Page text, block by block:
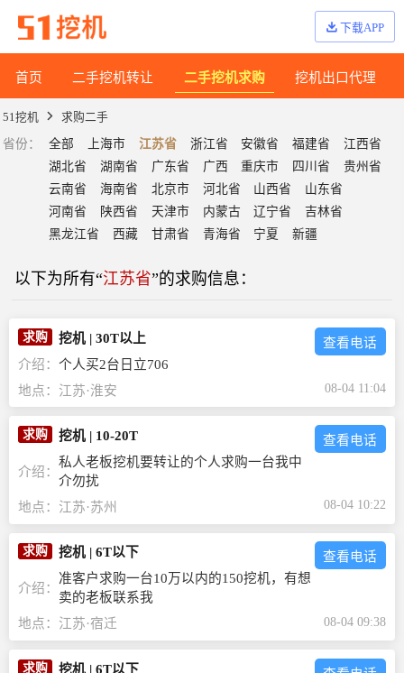
下载APP
首页 二手挖机转让 二手挖机求购 挖机出口代理
51挖机 求购二手
省份 ： 全部 上海市 江苏省 浙江省 安徽省 福建省
江西省
湖北省
湖南省 广东省 广西 重庆市 四川省
贵州省
云南省
海南省 北京市 河北省 山西省
山东省
河南省
陕西省 天津市 内蒙古 辽宁省
吉林省
黑龙江省
西藏 甘肃省 青海省 宁夏 新疆
以下为所有“江苏省”的求购信息：
求购 挖机 |30T以上
介绍： 个人买2台日立706
查看电话
地点： 江苏·淮安 08-04 11:04
求购 挖机 | 10-20T
介绍：
私人老板挖机要转让的个人求购一台我中
介勿扰
查看电话
地点： 江苏·苏州 08-04 10:22
求购 挖机 |6T以下
介绍：
准客户求购一台10万以内的150挖机，有想
卖的老板联系我
查看电话
地点： 江苏·宿迁 08-04 09:38
求购 挖机 |6T以下